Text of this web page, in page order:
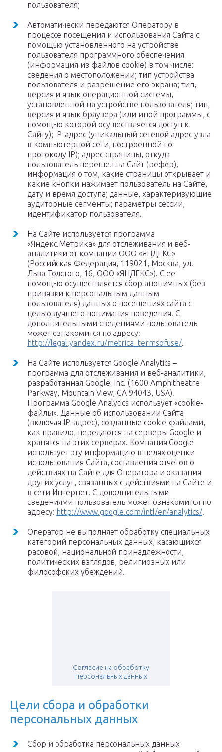
пользователя;
Автоматически передаются Оператору в
процессе посещения и использования Сайта с
помощью установленного на устройстве
пользователя программного обеспечения
(информация из файлов cookie) в том числе:
сведения о местоположении; тип устройства
пользователя и разрешение его экрана; тип,
версия и язык операционной системы,
установленной на устройстве пользователя; тип,
версия и язык браузера (или иной программы, с
помощью которой осуществляется доступ к
Сайту); IP-адрес (уникальный сетевой адрес узла
в компьютерной сети, построенной по
протоколу IP); адрес страницы, откуда
пользователь перешел на Сайт (рефер),
информация о том, какие страницы открывает и
какие кнопки нажимает пользователь на Сайте,
дату и время доступа; данные, характеризующие
аудиторные сегменты; параметры сессии,
идентификатор пользователя.
На Сайте используется программа
«Яндекс.Метрика» для отслеживания и веб-
аналитики от компании ООО «ЯНДЕКС»
(Российская Федерация, 119021, Москва, ул.
Льва Толстого, 16, ООО «ЯНДЕКС»). С ее
помощью осуществляется сбор анонимных (без
привязки к персональным данным
пользователя) данных о посещениях сайта с
целью лучшего понимания поведения. С
дополнительными сведениями пользователь
может ознакомится по адресу:
http://legal.yandex.ru/metrica_termsofuse/.
На Сайте используется Google Analytics –
программа для отслеживания и веб-аналитики,
разработанная Google, Inc. (1600 Amphitheatre
Parkway, Mountain View, CA 94043, USA).
Программа Google Analytics использует «cookie-
файлы». Данные об использовании Сайта
(включая IP-адрес), созданные сookie-файлами,
как правило, передаются на серверы Google и
хранятся на этих серверах. Компания Google
использует эту информацию в целях оценки
использования Сайта, составления отчетов о
действиях на Сайте для Оператора и оказания
других услуг, связанных с действиями на Сайте и
в сети Интернет. С дополнительными
сведениями пользователь может ознакомится по
адресу: http://www.google.com/intl/en/analytics/.
Оператор не выполняет обработку специальных
категорий персональных данных, касающихся
расовой, национальной принадлежности,
политических взглядов, религиозных или
философских убеждений.
Согласие на обработку
персональных данных
Цели сбора и обработки
персональных данных
Сбор и обработка персональных данных